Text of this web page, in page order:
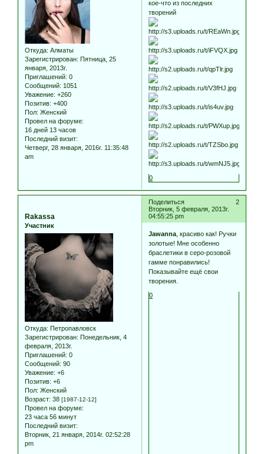
Откуда: Алматы
Зарегистрирован: Пятница, 25
января, 2013г.
Приглашений: 0
Сообщений: 1051
Уважение: +260
Позитив: +400
Пол: Женский
Провел на форуме:
16 дней 13 часов
Последний визит:
Четверг, 28 января, 2016г. 11:35:48
am
кое-что из последних
творений
0
Поделиться
2
Вторник, 5 февраля, 2013г.
04:55:25 pm
Rakassa
Участник
Откуда: Петропавловск
Зарегистрирован: Понедельник, 4
февраля, 2013г.
Приглашений: 0
Сообщений: 90
Уважение: +6
Позитив: +6
Пол: Женский
Возраст: 38 [1987-12-12]
Провел на форуме:
23 часа 56 минут
Последний визит:
Вторник, 21 января, 2014г. 02:52:28
pm
Jawanna , красиво как! Ручки
золотые! Мне особенно
браслетики в серо-розовой
гамме понравились!
Показывайте ещё свои
творения.
0